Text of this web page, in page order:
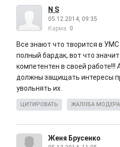
N S
05.12.2014, 09:35
Карма: 0
Все знают что творится в
полный бардак, вот что
компетентен в своей работе!!!
должны защищать интересы
увольнять их.
ЦИТИРОВАТЬ ЖАЛОБА
Женя Брусенко